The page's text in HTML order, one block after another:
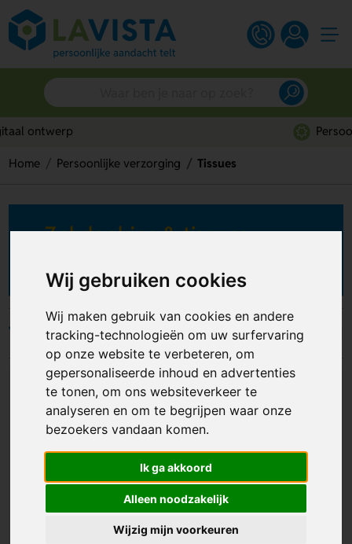
Wij gebruiken cookies
Wij maken gebruik van cookies en andere
tracking-technologieën om uw surfervaring
op onze website te verbeteren, om
gepersonaliseerde inhoud en advertenties
te tonen, om ons websiteverkeer te
analyseren en om te begrijpen waar onze
bezoekers vandaan komen.
Ik ga akkoord
Alleen noodzakelijk
Wijzig mijn voorkeuren
Home Persoonlijke verzorging Tissues
Zakdoekjes & tissues
Filters